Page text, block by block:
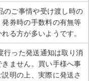
のご事情や受け渡し時の
発券時の手数料の有無等
れる方が多いようです。
行った発送通知は取り消
きません。買い手様へ事
説明の上、実際に発送さ